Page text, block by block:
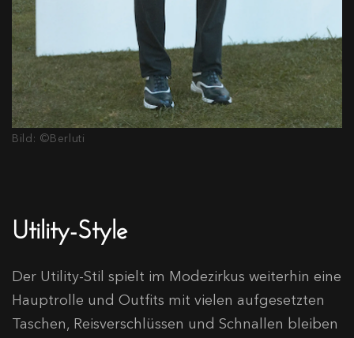
Bild: ©Berluti
Utility-Style
Der Utility-Stil spielt im Modezirkus weiterhin eine
Hauptrolle und Outfits mit vielen aufgesetzten
Taschen, Reisverschlüssen und Schnallen bleiben